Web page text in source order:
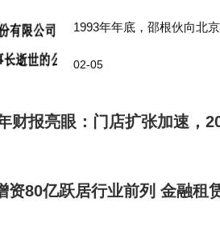
1993年年底，邵根伙向北
上。 2022年1月12日，邵
02-05
财报亮眼：门店扩张加速，
资80亿跃居行业前列 金融租